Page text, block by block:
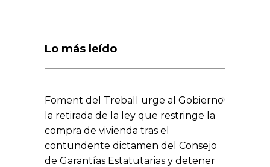
Lo más leído
Foment del Treball urge al Gobierno
la retirada de la ley que restringe la
compra de vivienda tras el
contundente dictamen del Consejo
de Garantías Estatutarias y detener